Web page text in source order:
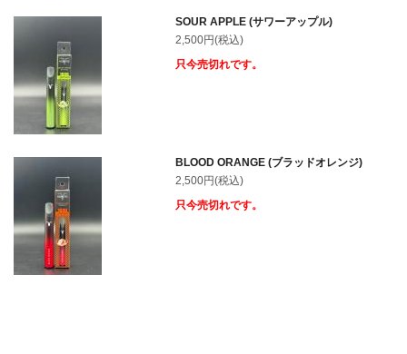
SOUR APPLE (サワーアップル)
2,500円(税込)
只今売切れです。
BLOOD ORANGE (ブラッドオレンジ)
2,500円(税込)
只今売切れです。